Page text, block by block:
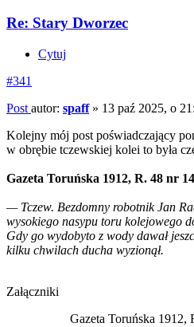
Re: Stary Dworzec
Cytuj
#341
Post autor: spaff» 13 paź 2025, o
Kolejny mój post poświadczający
w obrębie tczewskiej kolei to była
Gazeta Toruńska 1912, R. 48 nr
— Tczew. Bezdomny robotnik Jan
wysokiego nasypu toru kolejowego
Gdy go wydobyto z wody dawał
kilku chwilach ducha wyzionął.
Załączniki
Gazeta Toruńska 1912,